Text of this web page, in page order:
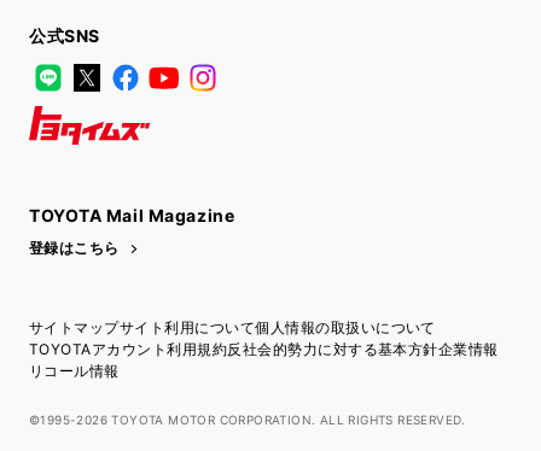
公式SNS
LINE
X FacebookYouTube
TOYOTA Mail Magazine
登録はこちら
サイトマップサイト利用について個人情報の取扱いについて
TOYOTAアカウント利用規約反社会的勢力に対する基本方針企業情報
リコール情報
©1995-2026 TOYOTA MOTOR CORPORATION. ALL RIGHTS RESERVED.